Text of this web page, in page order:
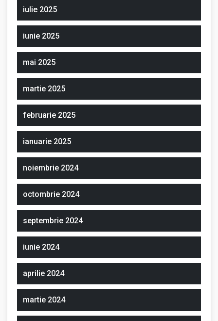
iulie 2025
iunie 2025
mai 2025
martie 2025
februarie 2025
ianuarie 2025
noiembrie 2024
octombrie 2024
septembrie 2024
iunie 2024
aprilie 2024
martie 2024